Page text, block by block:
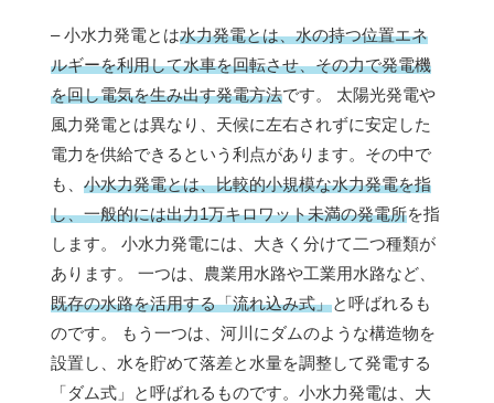
– 小水力発電とは水力発電とは、水の持つ位置エネ
ルギーを利用して水車を回転させ、その力で発電機
を回し電気を生み出す発電方法です。 太陽光発電や
風力発電とは異なり、天候に左右されずに安定した
電力を供給できるという利点があります。その中で
も、 小水力発電とは、比較的小規模な水力発電を指
し、一般的には出力1万キロワット未満の発電所を指
します。 小水力発電には、大きく分けて二つ種類が
あります。 一つは、農業用水路や工業用水路など、
既存の水路を活用する「流れ込み式」と呼ばれるも
のです。 もう一つは、河川にダムのような構造物を
設置し、水を貯めて落差と水量を調整して発電する
「ダム式」と呼ばれるものです。小水力発電は、大